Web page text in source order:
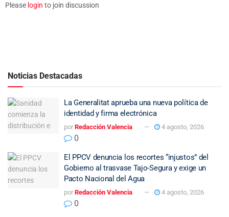
Please login to join discussion
Noticias Destacadas
La Generalitat aprueba una nueva política de
identidad y firma electrónica
por Redacción Valencia 4 agosto, 2026
0
El PPCV denuncia los recortes “injustos” del
Gobierno al trasvase Tajo-Segura y exige un
Pacto Nacional del Agua
por Redacción Valencia 4 agosto, 2026
0